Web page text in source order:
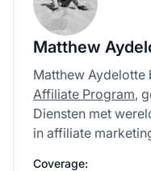
Matthew
Matthew Aydelotte
Affiliate Program,
Diensten met
in affiliate
Coverage: